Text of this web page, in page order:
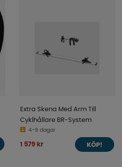
Extra Skena Med Arm Till
Cyklhållare BR-System
4-9 dagar
1 579 kr KÖP!